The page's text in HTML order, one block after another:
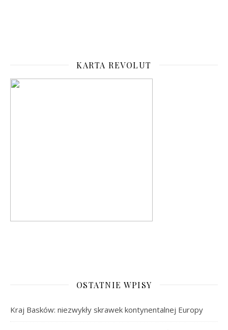
KARTA REVOLUT
OSTATNIE WPISY
Kraj Basków: niezwykły skrawek kontynentalnej Europy